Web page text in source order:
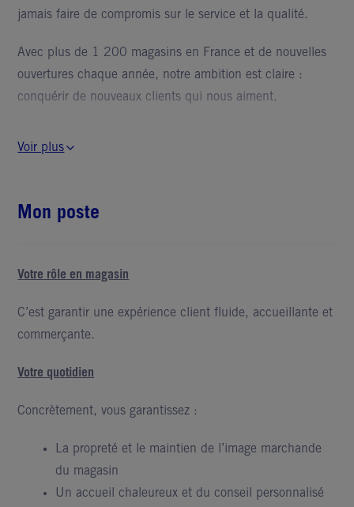
jamais faire de compromis sur le service et la qualité.
Avec plus de 1 200 magasins en France et de nouvelles
ouvertures chaque année, notre ambition est claire :
conquérir de nouveaux clients qui nous aiment.
clients et nos collaborateurs à travers une expérience
Rejoindre nos équipes, c’est être au plus près de nos
demain.
Chaque jour, nous créons des expériences uniques pour
nos clients et nos équipes.
Jamais pareil. Toujours Picard.
Voir plus
Mon poste
Votre rôle en magasin
C’est garantir une expérience client fluide, accueillante et
commerçante.
Votre quotidien
Concrètement, vous garantissez :
La propreté et le maintien de l’image marchande
du magasin
Un accueil chaleureux et du conseil personnalisé